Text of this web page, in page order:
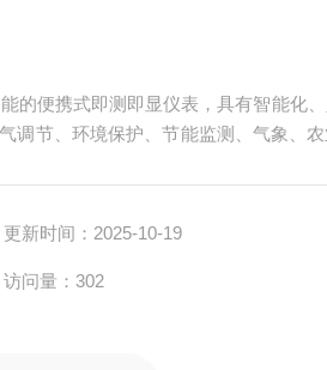
的便携式即测即显仪表，具有智能化
调节、环境保护、节能监测、气象、
更新时间：2025-10-19
访问量：302